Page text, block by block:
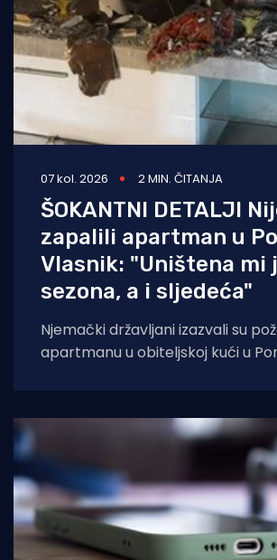
07 kol. 2026 2 MIN. ČITANJA
ŠOKANTNI DETALJI
zapalili apartman u
Vlasnik: "Uništena mi
sezona, a i sljedeća"
Njemački državljani izazvali su
apartmanu u obiteljskoj kući u